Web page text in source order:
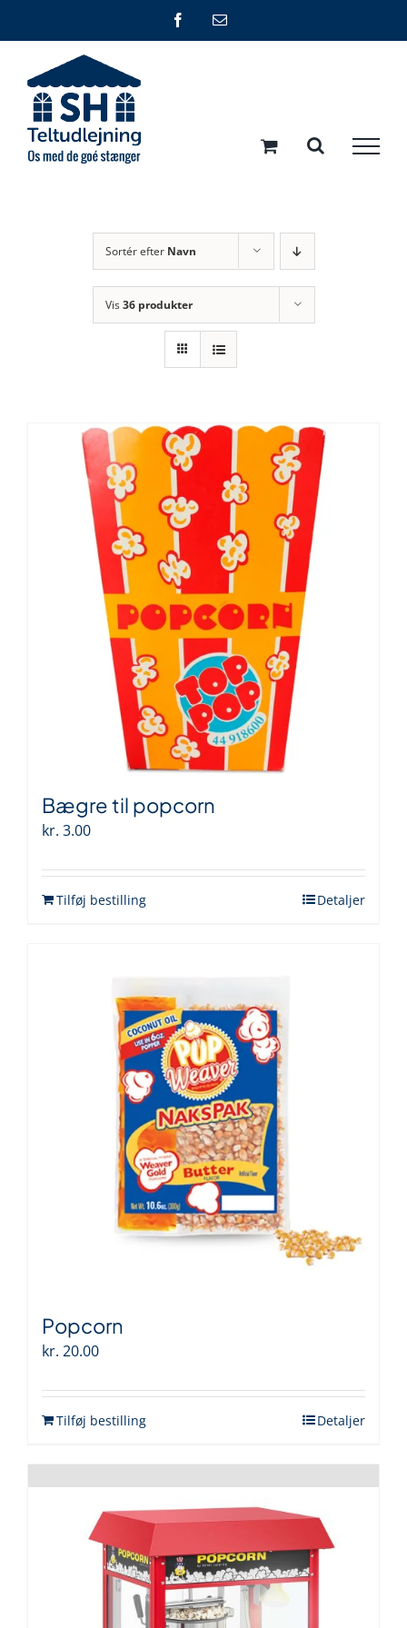
to
Facebook
E-
Sortér efter Navn
Vis36 produkter
Bægre til popcorn
kr. 3.00
Tilføj bestilling Detaljer
Popcorn
kr. 20.00
Tilføj bestilling Detaljer